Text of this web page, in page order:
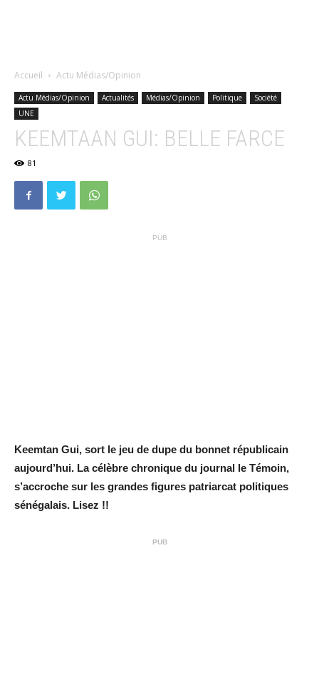
Accueil Actu Médias/Opinion
Actu Médias/Opinion Actualités Médias/Opinion Politique
Société
UNE
KEEMTAAN GUI: BELLE FARCE
81
PUB
Keemtan Gui, sort le jeu de dupe du bonnet républicain
aujourd’hui. La célèbre chronique du journal le Témoin,
s’accroche sur les grandes figures patriarcat politiques
sénégalais. Lisez !!
PUB